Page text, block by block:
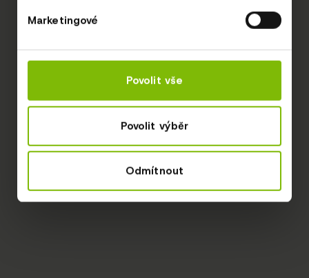
Marketingové
Povolit vše
Povolit výběr
Odmítnout